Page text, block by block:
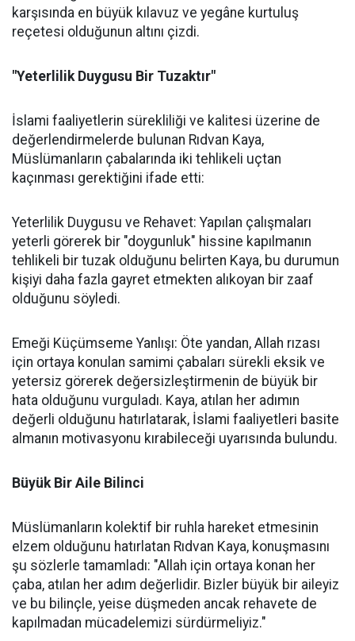
karşısında en büyük kılavuz ve yegâne kurtuluş
reçetesi olduğunun altını çizdi.
"Yeterlilik Duygusu Bir Tuzaktır"
İslami faaliyetlerin sürekliliği ve kalitesi üzerine de
değerlendirmelerde bulunan Rıdvan Kaya,
Müslümanların çabalarında iki tehlikeli uçtan
kaçınması gerektiğini ifade etti:
Yeterlilik Duygusu ve Rehavet: Yapılan çalışmaları
yeterli görerek bir "doygunluk" hissine kapılmanın
tehlikeli bir tuzak olduğunu belirten Kaya, bu durumun
kişiyi daha fazla gayret etmekten alıkoyan bir zaaf
olduğunu söyledi.
Emeği Küçümseme Yanlışı: Öte yandan, Allah rızası
için ortaya konulan samimi çabaları sürekli eksik ve
yetersiz görerek değersizleştirmenin de büyük bir
hata olduğunu vurguladı. Kaya, atılan her adımın
değerli olduğunu hatırlatarak, İslami faaliyetleri basite
almanın motivasyonu kırabileceği uyarısında bulundu.
Büyük Bir Aile Bilinci
Müslümanların kolektif bir ruhla hareket etmesinin
elzem olduğunu hatırlatan Rıdvan Kaya, konuşmasını
şu sözlerle tamamladı: "Allah için ortaya konan her
çaba, atılan her adım değerlidir. Bizler büyük bir aileyiz
ve bu bilinçle, yeise düşmeden ancak rehavete de
kapılmadan mücadelemizi sürdürmeliyiz."